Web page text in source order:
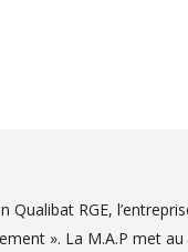
Qualibat RGE,
». La M.A.P met